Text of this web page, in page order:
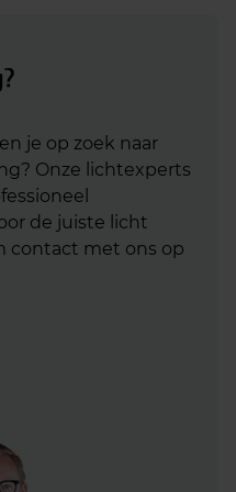
je op zoek naar
Onze lichtexperts
de juiste licht
contact met ons op